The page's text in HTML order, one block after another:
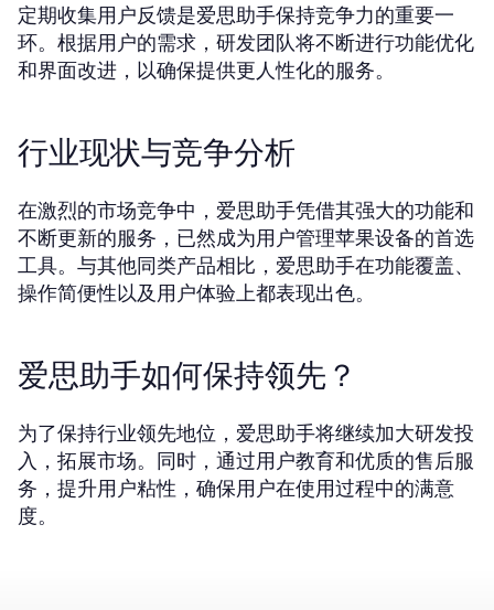
定期收集用户反馈是爱思助手保持竞争力的重要一
环。根据用户的需求，研发团队将不断进行功能优化
和界面改进，以确保提供更人性化的服务。
行业现状与竞争分析
在激烈的市场竞争中，爱思助手凭借其强大的功能和
不断更新的服务，已然成为用户管理苹果设备的首选
工具。与其他同类产品相比，爱思助手在功能覆盖、
操作简便性以及用户体验上都表现出色。
爱思助手如何保持领先？
为了保持行业领先地位，爱思助手将继续加大研发投
入，拓展市场。同时，通过用户教育和优质的售后服
务，提升用户粘性，确保用户在使用过程中的满意
度。